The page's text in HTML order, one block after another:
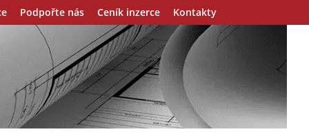
Podpořte nás Ceník inzerce Kontakty